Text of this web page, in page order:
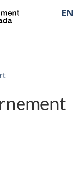
EN
of